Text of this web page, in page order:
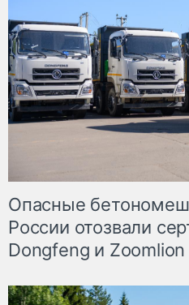
Опасные
России отозвали
Dongfeng и Zoomlion